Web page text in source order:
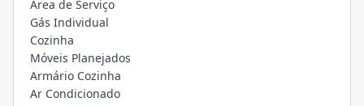
Área de Serviço
Gás Individual
Cozinha
Móveis Planejados
Armário Cozinha
Ar Condicionado